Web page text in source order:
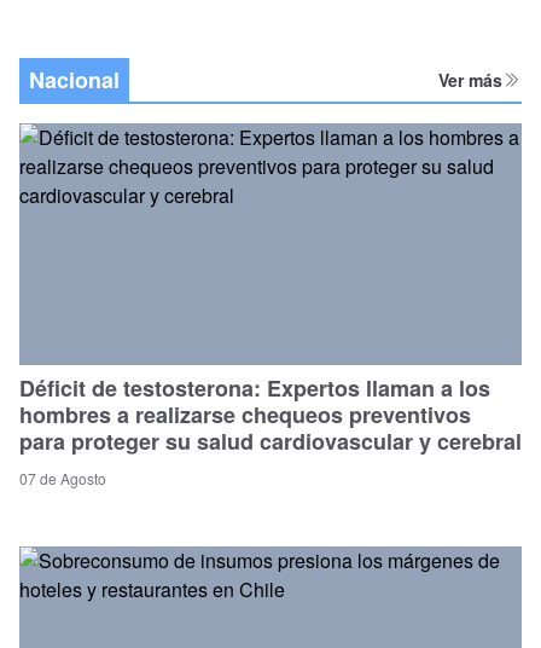
Nacional Ver más
Déficit de testosterona: Expertos llaman a los
hombres a realizarse chequeos preventivos
para proteger su salud cardiovascular y cerebral
07 de Agosto